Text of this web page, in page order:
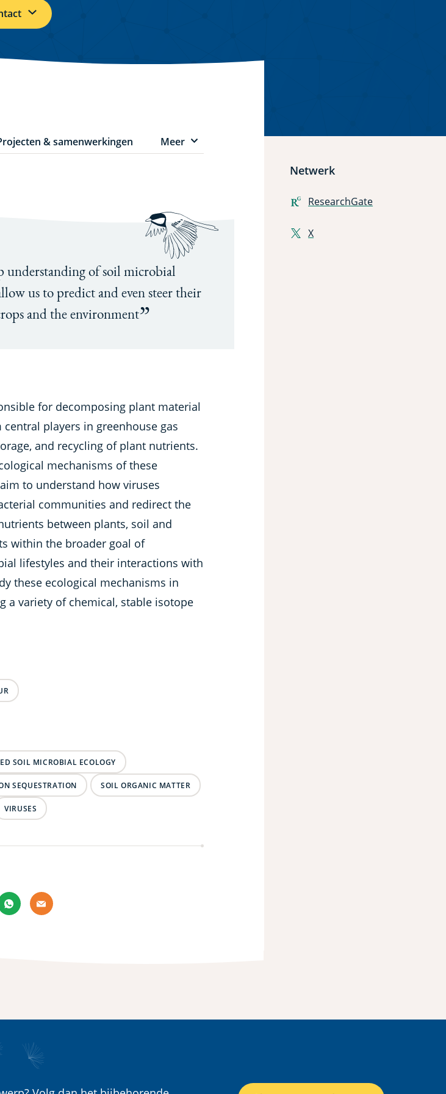
Netwerk
ResearchGate
X
& samenwerkingen Meer
menu
items
understanding of soil microbial
us to predict and even steer their
and the environment
for decomposing plant material
players in greenhouse gas
and recycling of plant nutrients.
mechanisms of these
to understand how viruses
communities and redirect the
between plants, soil and
within the broader goal of
lifestyles and their interactions with
these ecological mechanisms in
a variety of chemical, stable isotope
SOIL MICROBIAL ECOLOGY
SEQUESTRATION SOIL ORGANIC MATTER
VIRUSES
Whatsapp
Email